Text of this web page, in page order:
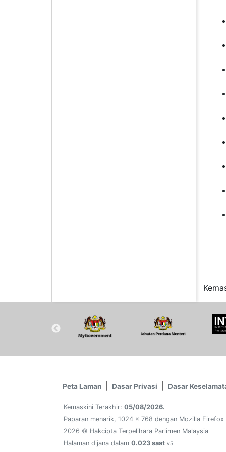
Peta Laman Dasar Privasi Dasar
Kemaskini Terakhir: 05/08/2026.
Paparan menarik, 1024 x 768 dengan Mozilla
2026 © Hakcipta Terpelihara Parlimen Malaysia
Halaman dijana dalam 0.023 saat v5